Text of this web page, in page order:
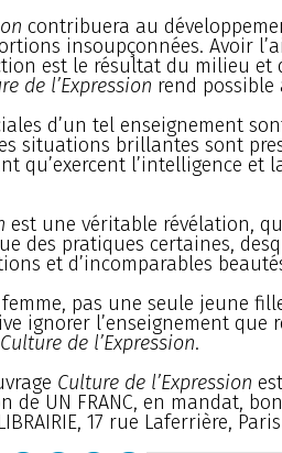
contribuera au
insoupçonnées. Avoir
est le résultat du milieu et
de l’Expression rend
d’un tel enseignement
situations brillantes sont
qu’exercent l’intelligence et
est une véritable révélation,
des pratiques certaines,
et d’incomparables
pas une seule jeune
ignorer l’enseignement que
Culture de l’Expression.
Culture de l’Expression
de UN FRANC, en mandat,
17 rue Laferrière,